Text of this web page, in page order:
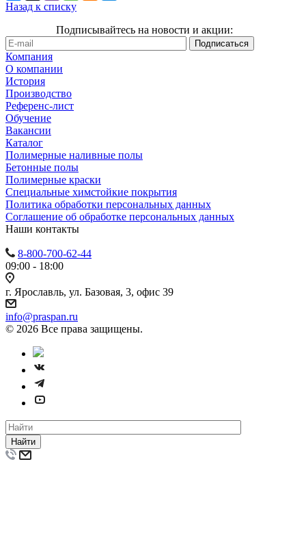
Назад к списку
Подписывайтесь на новости и акции:
Компания
О компании
История
Производство
Референс-лист
Обучение
Вакансии
Каталог
Полимерные наливные полы
Бетонные полы
Полимерные краски
Специальные химстойкие покрытия
Политика обработки персональных данных
Cоглашение об обработке персональных данных
Наши контакты
8-800-700-62-44
09:00 - 18:00
г. Ярославль, ул. Базовая, 3, офис 39
info@praspan.ru
© 2026 Все права защищены.
Найти